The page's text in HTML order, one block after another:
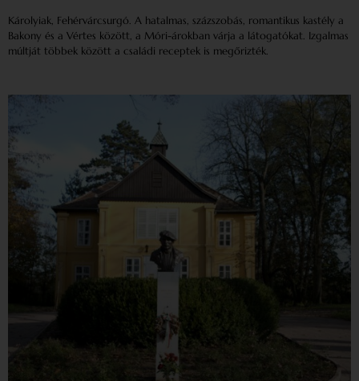
Károlyiak, Fehérvárcsurgó. A hatalmas, százszobás, romantikus kastély a
Bakony és a Vértes között, a Móri-árokban várja a látogatókat. Izgalmas
múltját többek között a családi receptek is megőrizték.